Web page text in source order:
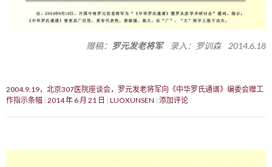
赠稿： 罗元发老将军录入：罗训森 2014.6.18
2004.9.19，北京307医院座谈会，罗元发老将军向《中华罗氏通谱》编委会赠工
作指示条幅 2014 年 6 月 21 日 LUOXUNSEN 添加评论